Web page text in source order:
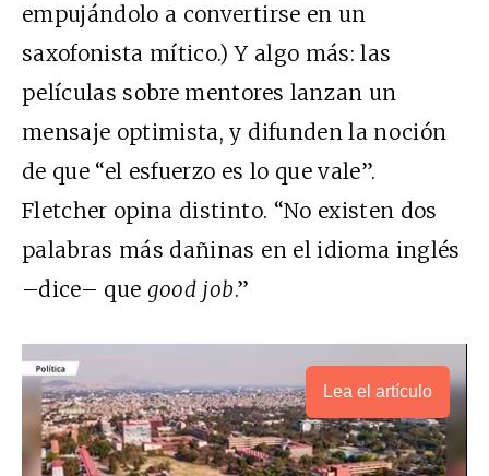
empujándolo a convertirse en un
saxofonista mítico.) Y algo más: las
películas sobre mentores lanzan un
mensaje optimista, y difunden la noción
de que “el esfuerzo es lo que vale”.
Fletcher opina distinto. “No existen dos
palabras más dañinas en el idioma inglés
–dice– que good job.”
Lea el artículo